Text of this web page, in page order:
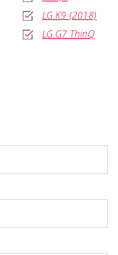
LG K9 (2018)
LG G7 ThinQ